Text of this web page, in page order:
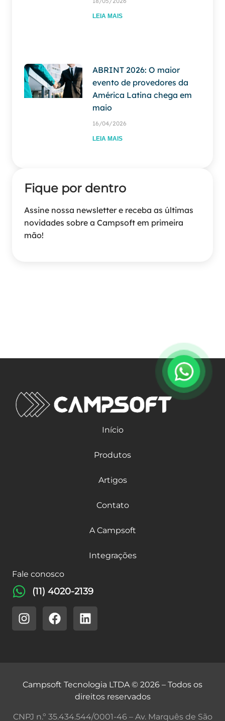
LEIA MAIS
ABRINT 2026: O maior
evento de provedores da
América Latina chega em
maio
16/04/2026
LEIA MAIS
Fique por dentro
Assine nossa newsletter e receba as últimas
novidades sobre a Campsoft em primeira
mão!
Início
Produtos
Artigos
Contato
A Campsoft
Integrações
Fale conosco
(11) 4020-2139
Campsoft Tecnologia LTDA © 2026 – Todos os
direitos reservados
CNPJ n.º 35.434.544/0001-46 – Av. Marquês de São